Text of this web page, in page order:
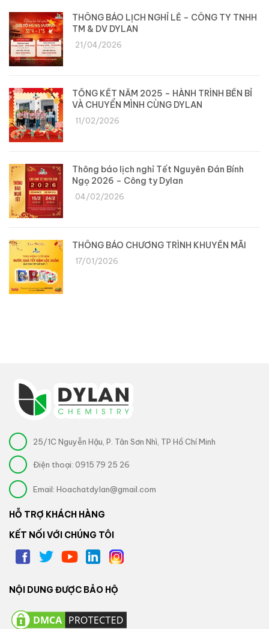
THÔNG BÁO LỊCH NGHỈ LỄ – CÔNG TY TNHH
TM & DV DYLAN
21/04/2026
TỔNG KẾT NĂM 2025 – HÀNH TRÌNH BỀN BỈ
VÀ CHUYỂN MÌNH CÙNG DYLAN
11/02/2026
Thông báo lịch nghỉ Tết Nguyên Đán Bính
Ngọ 2026 – Công ty Dylan
04/02/2026
THÔNG BÁO CHƯƠNG TRÌNH KHUYẾN MÃI
17/01/2026
25/1C Nguyễn Hậu, P. Tân Sơn Nhì, TP Hồ Chí Minh
Điện thoại: 0915 79 25 26
Email: Hoachatdylan@gmail.com
HỖ TRỢ KHÁCH HÀNG
KẾT NỐI VỚI CHÚNG TÔI
NỘI DUNG ĐƯỢC BẢO HỘ